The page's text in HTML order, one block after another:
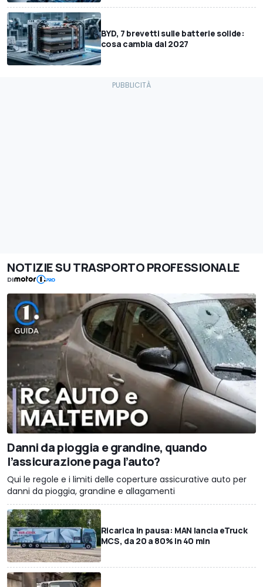
BYD, 7 brevetti sulle batterie solide:
cosa cambia dal 2027
NOTIZIE SU TRASPORTO PROFESSIONALE
DI
Danni da pioggia e grandine, quando
l’assicurazione paga l’auto?
Qui le regole e i limiti delle coperture assicurative auto per
danni da pioggia, grandine e allagamenti
Ricarica in pausa: MAN lancia eTruck
MCS, da 20 a 80% in 40 min